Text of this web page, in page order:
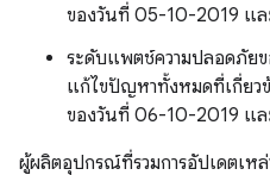
ของวันที่ 05-10-2019 แ
ระดับแพตช์ความปลอดภัย
แก้ไขปัญหาทั้งหมดที่เกี่ยว
ของวันที่ 06-10-2019 แ
ผู้ผลิตอุปกรณ์ที่รวมการอัปเดตเหล่